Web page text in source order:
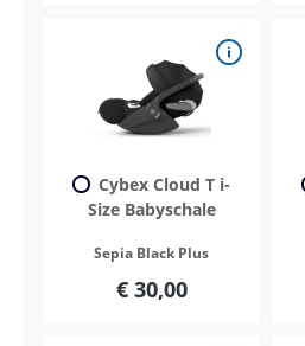
Cybex Cloud T i-
Size Babyschale
Sepia Black Plus
€ 30,00